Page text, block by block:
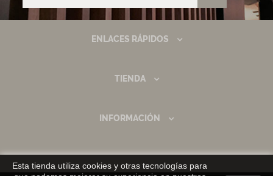
ENLACES RÁPIDOS
TIENDA
INFORMACIÓN
Esta tienda utiliza cookies y otras tecnologías para